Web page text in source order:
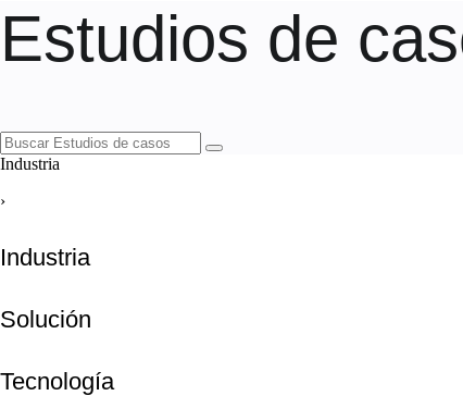
Estudios de
Industria
›
Industria
Solución
Tecnología